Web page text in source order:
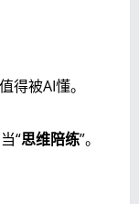
得被AI懂。
“思维陪练”。